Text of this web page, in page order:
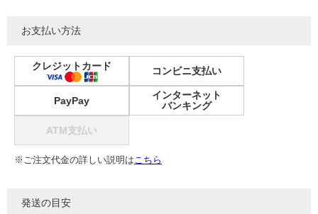
お支払い方法
クレジットカード コンビニ支払い
PayPay
インターネット
バンキング
ATM支払い
※ご注文代金の詳しい説明はこちら
発送の目安